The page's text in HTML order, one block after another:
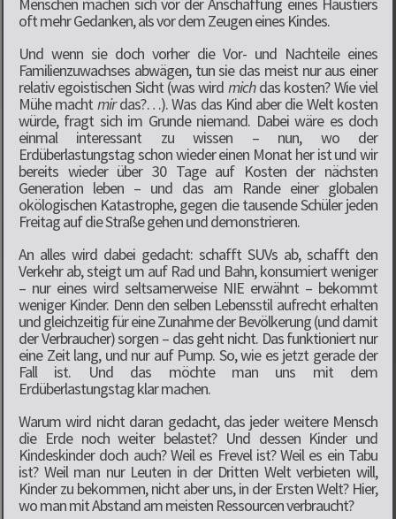
oft mehr Gedanken, als vor dem Zeugen eines Kindes.
Und wenn sie doch vorher die Vor- und Nachteile eines
Familienzuwachses abwägen, tun sie das meist nur aus einer
relativ egoistischen Sicht (was wird michdas kosten? Wie viel
Mühe macht mirdas?…). Was das Kind aber die Welt kosten
würde, fragt sich im Grunde niemand. Dabei wäre es doch
einmal interessant zu wissen – nun, wo der
Erdüberlastungstag schon wieder einen Monat her ist und wir
bereits wieder über 30 Tage auf Kosten der nächsten
Generation leben – und das am Rande einer globalen
okölogischen Katastrophe, gegen die tausende Schüler jeden
Freitag auf die Straße gehen und demonstrieren.
An alles wird dabei gedacht: schafft SUVs ab, schafft den
Verkehr ab, steigt um auf Rad und Bahn, konsumiert weniger
– nur eines wird seltsamerweise NIE erwähnt – bekommt
weniger Kinder. Denn den selben Lebensstil aufrecht erhalten
und gleichzeitig für eine Zunahme der Bevölkerung (und damit
der Verbraucher) sorgen – das geht nicht. Das funktioniert nur
eine Zeit lang, und nur auf Pump. So, wie es jetzt gerade der
Fall ist. Und das möchte man uns mit dem
Erdüberlastungstag klar machen.
Warum wird nicht daran gedacht, das jeder weitere Mensch
die Erde noch weiter belastet? Und dessen Kinder und
Kindeskinder doch auch? Weil es Frevel ist? Weil es ein Tabu
ist? Weil man nur Leuten in der Dritten Welt verbieten will,
Kinder zu bekommen, nicht aber uns, in der Ersten Welt? Hier,
wo man mit Abstand am meisten Ressourcen verbraucht?